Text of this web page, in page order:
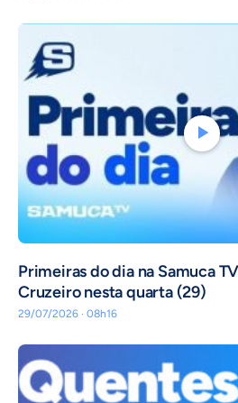
Primeiras do dia na Samuca
Cruzeiro nesta quarta (29)
29/07/2026 · 08h16